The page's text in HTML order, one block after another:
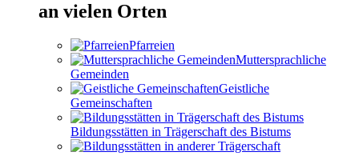
an vielen Orten
Pfarreien
Muttersprachliche
Gemeinden
Geistliche
Gemeinschaften
Bildungsstätten in Trägerschaft des Bistums